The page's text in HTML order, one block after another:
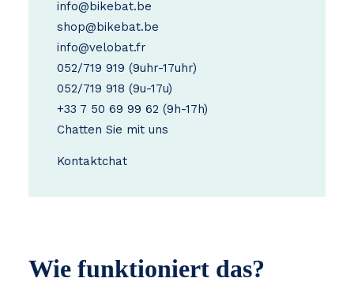
info@bikebat.be
shop@bikebat.be
info@velobat.fr
052/719 919 (9uhr-17uhr)
052/719 918 (9u-17u)
+33 7 50 69 99 62 (9h-17h)
Chatten Sie mit uns
Kontaktchat
Wie funktioniert das?